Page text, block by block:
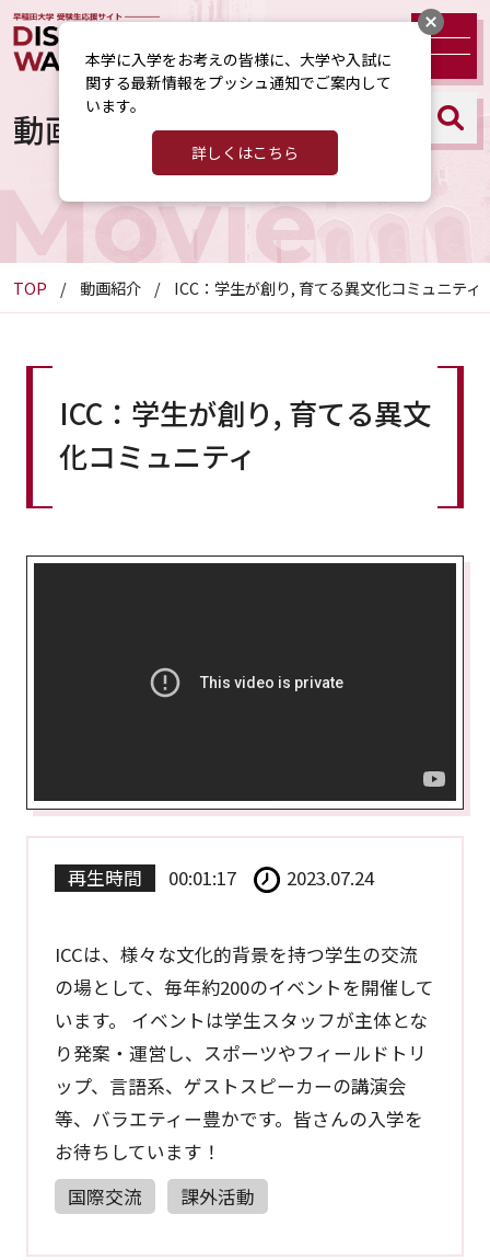
動画紹介
TOP 動画紹介 ICC：学生が創り, 育てる異文化コミュニティ
ICC：学生が創り, 育てる異文
化コミュニティ
再生時間 00:01:17 2023.07.24
ICCは、様々な文化的背景を持つ学生の交流
の場として、毎年約200のイベントを開催して
います。 イベントは学生スタッフが主体とな
り発案・運営し、スポーツやフィールドトリ
ップ、言語系、ゲストスピーカーの講演会
等、バラエティー豊かです。皆さんの入学を
お待ちしています！
国際交流
課外活動
本学に入学をお考えの皆様に、大学や入試に
関する最新情報をプッシュ通知でご案内して
います。
詳しくはこちら